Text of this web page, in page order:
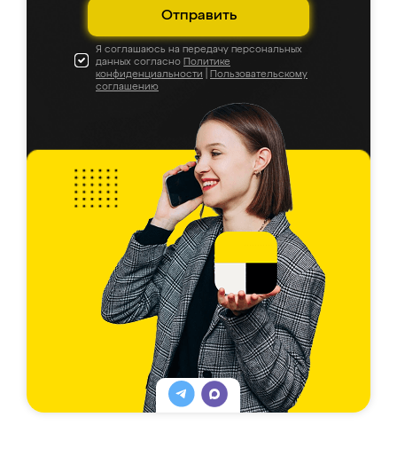
Отправить
Я соглашаюсь на передачу персональных
данных согласно Политике
конфиденциальности
Пользовательскому
соглашению